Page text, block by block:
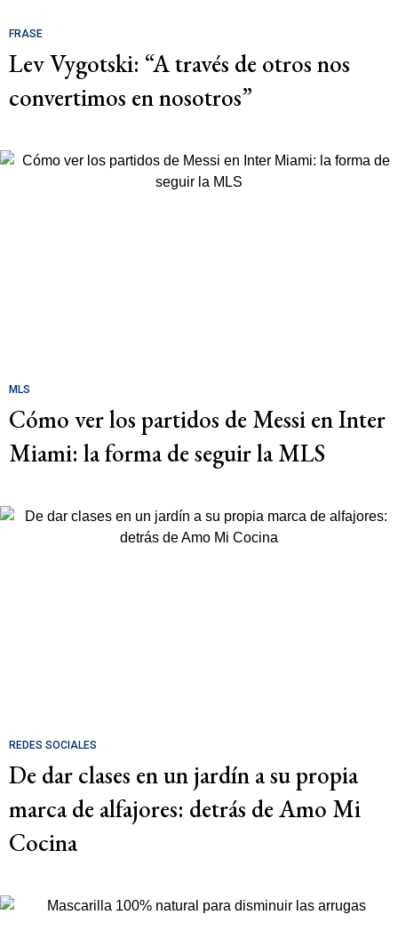
FRASE
Lev Vygotski: “A través de otros nos
convertimos en nosotros”
MLS
Cómo ver los partidos de Messi en Inter
Miami: la forma de seguir la MLS
REDES SOCIALES
De dar clases en un jardín a su propia
marca de alfajores: detrás de Amo Mi
Cocina